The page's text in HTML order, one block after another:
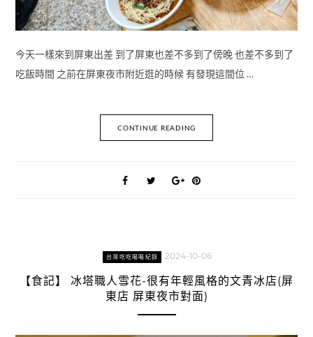
今天一樣來到屏東出差 到了屏東也差不多到了傍晚 也差不多到了
吃飯時間 之前在屏東夜市附近逛的時候 有發現這間位 …
CONTINUE READING
台灣吃吃喝喝紀錄 2024-10-06
【食記】 冰塔職人雪花-很有年輕風格的文青冰店(屏
東店 屏東夜市對面)